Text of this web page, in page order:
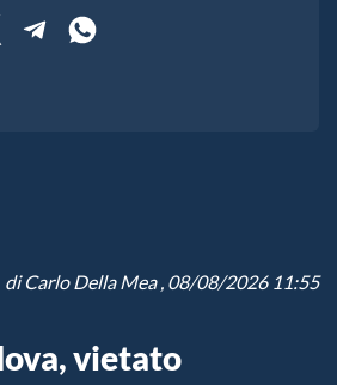
diCarlo Della Mea , 08/08/2026 11:55
vietato